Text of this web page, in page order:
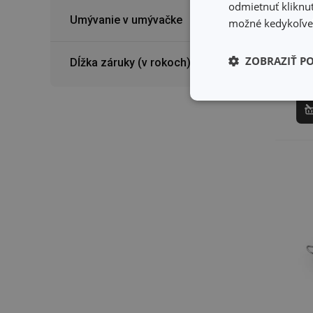
Umývanie v umývačke
Dĺžka záruky (v rokoch)
ø
odmietnuť
možné
ZOBRAZIŤ
Základné
cookies
Nevyhnutne
Webová lokalita sa